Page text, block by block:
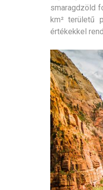
smaragdzöld
km² területű
értékekkel